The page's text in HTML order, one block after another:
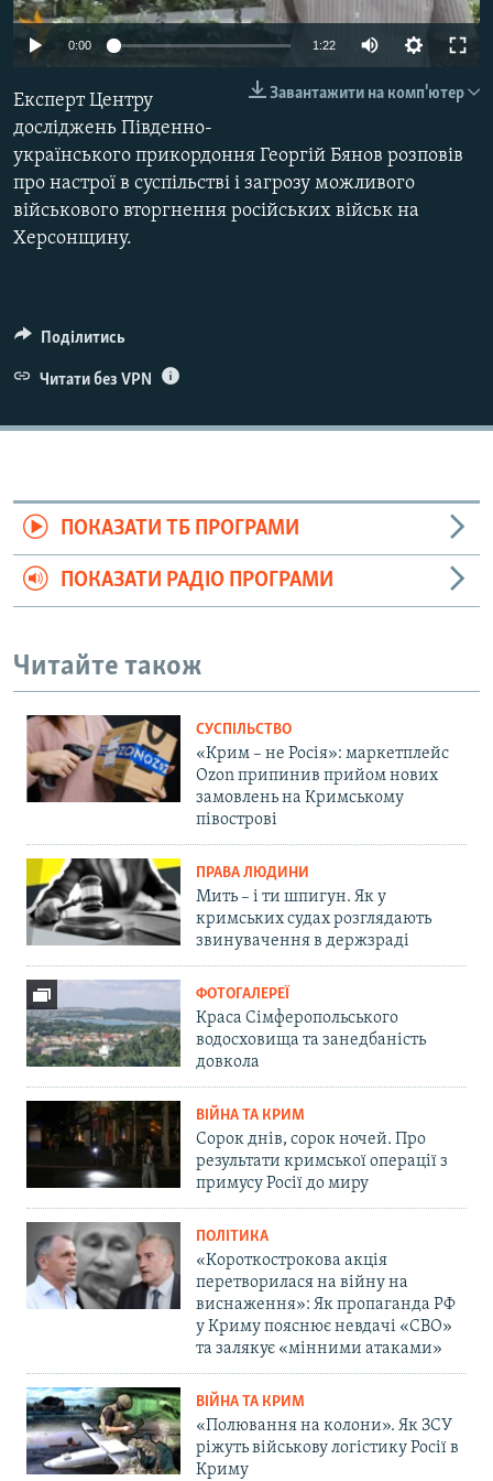
ВІДЕОУРОКИ «ELIFBE»
УКРАЇНСЬКА ПРОБЛЕМА КРИМУ
ІНФОГРАФІКА
Русский
ДОЛУЧАЙСЯ!
Усі сайти RFE/RL
0:00 1:22
Завантажити на комп'ютер
Експерт Центру
досліджень Південно-
українського прикордоння Георгій Бянов розповів
про настрої в суспільстві і загрозу можливого
військового вторгнення російських військ на
Херсонщину.
Поділитись
Читати без VPN
ПОКАЗАТИ ТБ ПРОГРАМИ
ПОКАЗАТИ РАДІО ПРОГРАМИ
Читайте також
СУСПІЛЬСТВО
«Крим – не Росія»: маркетплейс
Ozon припинив прийом нових
замовлень на Кримському
півострові
ПРАВА ЛЮДИНИ
Мить – і ти шпигун. Як у
кримських судах розглядають
звинувачення в держзраді
ФОТОГАЛЕРЕЇ
Краса Сімферопольського
водосховища та занедбаність
довкола
ВІЙНА ТА КРИМ
Сорок днів, сорок ночей. Про
результати кримської операції з
примусу Росії до миру
ПОЛІТИКА
«Короткострокова акція
перетворилася на війну на
виснаження»: Як пропаганда РФ
у Криму пояснює невдачі «СВО»
та залякує «мінними атаками»
ВІЙНА ТА КРИМ
«Полювання на колони». Як ЗСУ
ріжуть військову логістику Росії в
Криму